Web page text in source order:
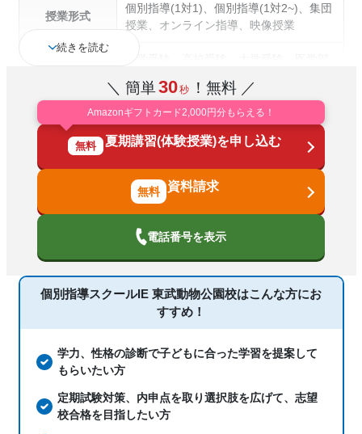
授業形式
個別指導(1対1)、個別指導(1対2~)、集団
授業、オンライン指導、映像授業
通塾の目的
策、学習習慣の定着、総合型選抜(旧AO)
対策、推薦入試対策、学校別特化対策、
国公立大対策、私大対策、共通テスト対
策、英検(英語検定)対策、漢検(漢字検定)
対策、数学特化対策、その他科目別特化
対策
中高一貫校生に対応、オンライン対応、
1科目から受講可能、季節講習のみの受
講可、自習室あり
国語、現代文、古典（古文・漢文）、算
数、数学、理科、物理、化学、生物、地
学、社会、倫理、日本史、世界史、歴史
総合、政治経済、地理、英語、英会話、
情報、プログラミング、小論文
続きを読む
＼ 簡単30秒 ！無料 ／
Amazonギフトカード2,000円分もらえる！
無料 夏期講習(体験授業)を申し込む
資料請求
電話番号を表示
個別指導スクールIE 東武動物公園校はこんな方にお
すすめ！
学力、性格の診断で子どもに合った学習を提案して
もらいたい方
定期試験対策、内申点を取り選択肢を広げて、志望
校合格を目指したい方